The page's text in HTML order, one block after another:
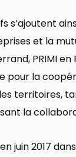
s’ajoutent
et la
PRIMI en
pour la
territoires,
la
juin 2017